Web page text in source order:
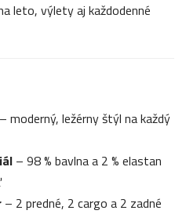
leto, výlety aj každodenné
– moderný, ležérny štýl na každý
– 98 % bavlna a 2 % elastan
– 2 predné, 2 cargo a 2 zadné